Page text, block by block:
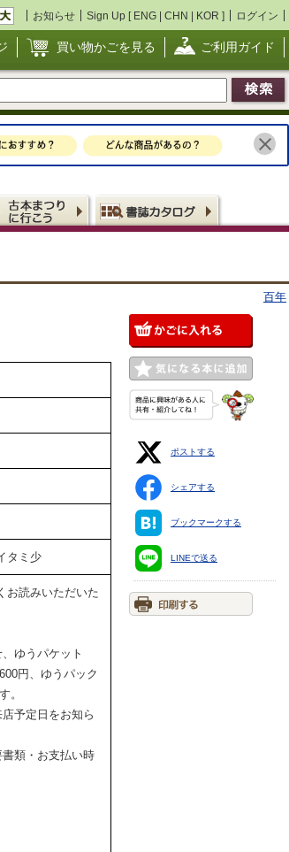
お知らせ Sign Up [ ENG | CHN | KOR ] ログイン
買い物かごを見る ご利用ガイド
百年
タミ少
お読みいただいた
ゆうパケット
円、ゆうパック
。
予定日をお知ら
類・お支払い時
ポストする
シェアする
ブックマークする
LINEで送る